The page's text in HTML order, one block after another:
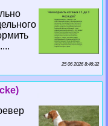
25 06 2026 8:46:32